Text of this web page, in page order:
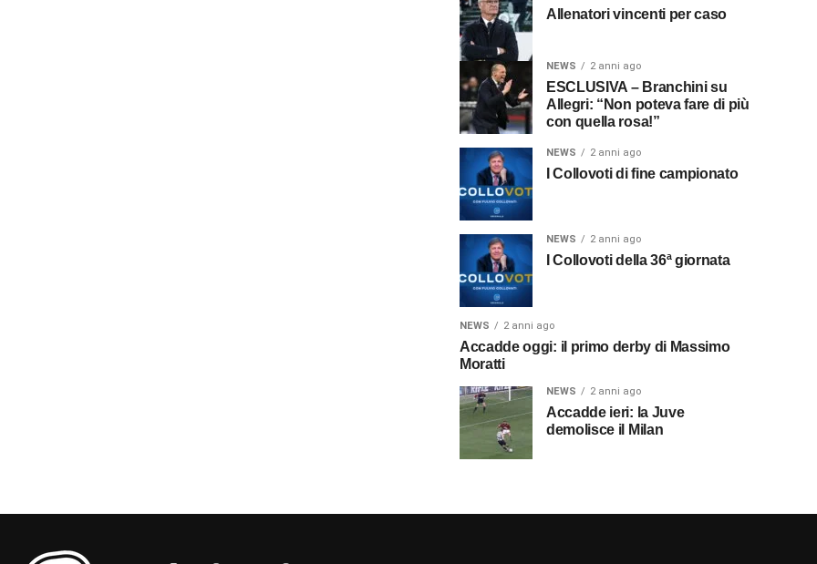
Allenatori vincenti per caso
NEWS 2 anni ago
ESCLUSIVA – Branchini su
Allegri: “Non poteva fare di più
con quella rosa!”
NEWS 2 anni ago
I Collovoti di fine campionato
NEWS 2 anni ago
I Collovoti della 36ª giornata
NEWS 2 anni ago
Accadde oggi: il primo derby di Massimo
Moratti
NEWS 2 anni ago
Accadde ieri: la Juve
demolisce il Milan